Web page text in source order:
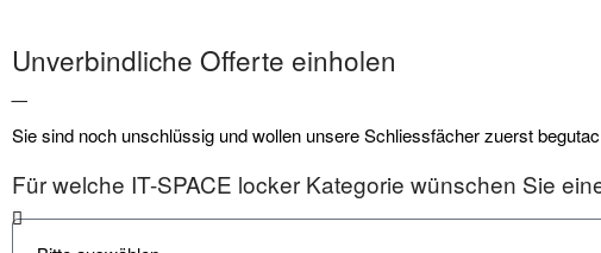
Unverbindliche Offerte einholen
Sie sind noch unschlüssig und wollen unsere Schliessfächer zuerst
Für welche IT-SPACE locker Kategorie wünschen Sie